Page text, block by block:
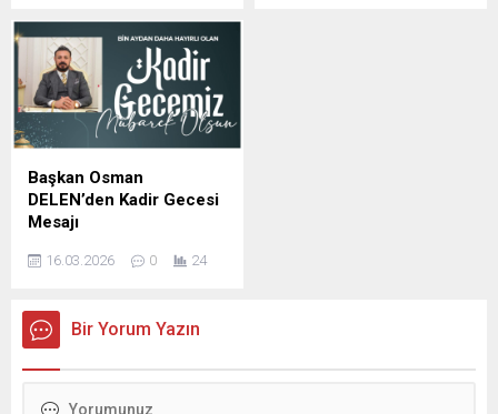
dolayısıyla mesaj yayımladı;
İş insanı Mustafa Yavuz
Mesajında şunları kaydetti,
Ramazan ayının manevi
ikliminde sabır, yardımlaşma
ve dayanışma duygularının
güçlendiğini belirterek,
bayramların ise bu güzel
değerlerin toplumun her
kesimine yayıldığı müstesna
zamanlar olduğunu ifade
Başkan Osman
DELEN’den Kadir Gecesi
Mesajı
DELEN GROUP Yönetim
Kurulu Başkanı ve
Osman Delen, mübarek
Kadir Gecesi dolayısıyla bir
Gecesi’nin İslam âlemi için
16.03.2026 0 24
Bir Yorum Yazın